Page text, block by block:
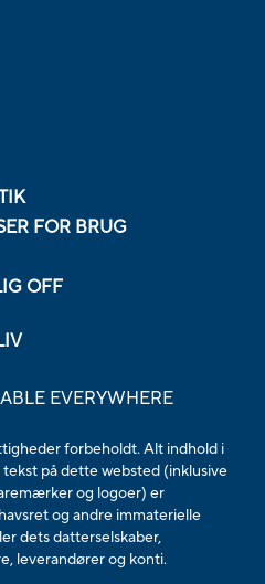
FOR BRUG
OFF
EVERYWHERE
forbeholdt. Alt indhold i
på dette websted (inklusive
og logoer) er
og andre immaterielle
dets datterselskaber,
leverandører og konti.